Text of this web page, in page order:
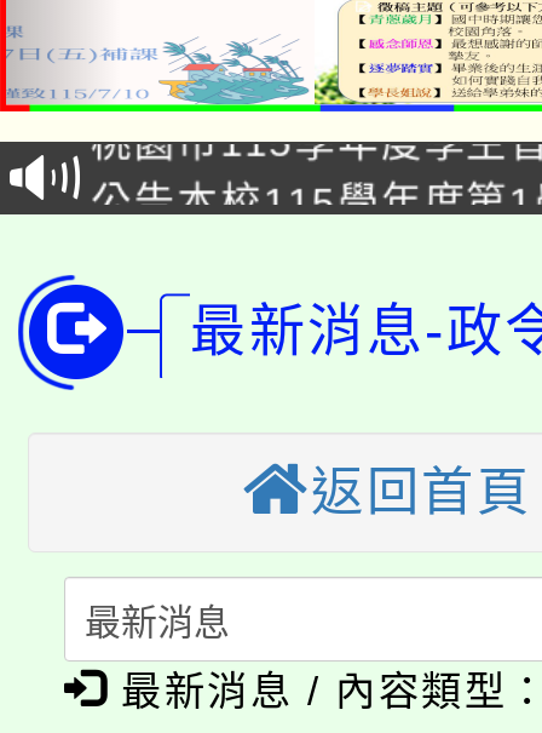
「2026金融保險知識
車」活動
生本土語及新住民語歌
公告本校115學年度第
代理(課)教師甄選結果(
轉知中國文化大學推廣
《TA101》溝通分析基
程，歡迎學生輔導中心
心理、諮商輔導、社會
系所師生報名參加。
轉知苗栗縣政府辦理
縣市「校園短影音徵選
門員」簡章及活動海報
踴躍報名參加。
桃園市115學年度學生
「桃園市補助參觀特色
展演活動實施計畫」
115年度「教育部表揚
義教育推展貢獻獎」
「2026 ART TAIPEI臺
博覽會」之「藝術教育
「2026金融保險知識
最新消息-政
返回首頁
最新消息 / 內容類型